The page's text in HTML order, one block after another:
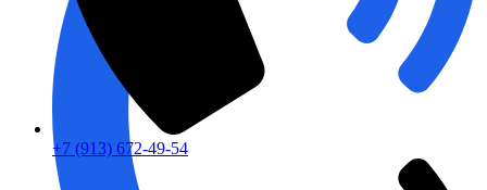
+7 (913) 672-49-54